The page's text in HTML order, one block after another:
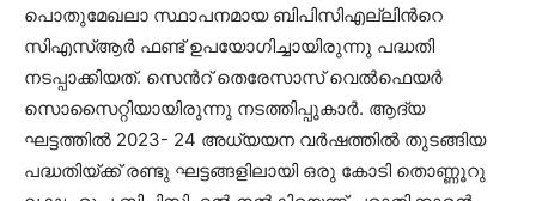
പൊതുമേഖലാ സ്ഥാപനമായ ബിപിസിഎല്ലിന്‍റെ
സിഎസ്ആര്‍ ഫണ്ട് ഉപയോഗിച്ചായിരുന്നു പദ്ധതി
നടപ്പാക്കിയത്. സെന്‍റ് തെരേസാസ് വെല്‍ഫെയര്‍
സൊസൈറ്റിയായിരുന്നു നടത്തിപ്പുകാര്‍. ആദ്യ
ഘട്ടത്തില്‍ 2023- 24 അധ്യയന വര്‍ഷത്തില്‍ തുടങ്ങിയ
പദ്ധതിയ്ക്ക് രണ്ടു ഘട്ടങ്ങളിലായി ഒരു കോടി തൊണ്ണൂറു